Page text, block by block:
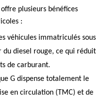
plusieurs bénéfices
:
véhicules immatriculés sous
du diesel rouge, ce qui réduit
de carburant.
G dispense totalement le
en circulation (TMC) et de